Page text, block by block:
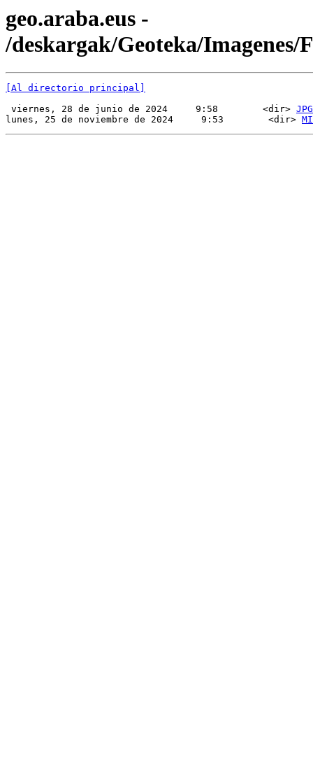
geo.araba.eus -
/deskargak/Geoteka/Imagenes/
[Al directorio principal]
viernes, 28 de junio de 2024     9:58        <dir> JPG
lunes, 25 de noviembre de 2024     9:53        <dir>